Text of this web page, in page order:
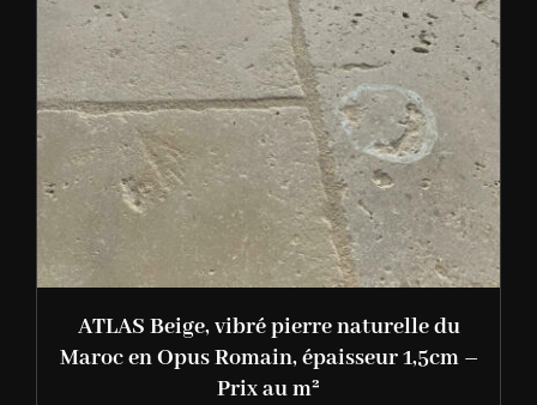
ATLAS Beige, vibré pierre naturelle du
Maroc en Opus Romain, épaisseur 1,5cm –
Prix au m²